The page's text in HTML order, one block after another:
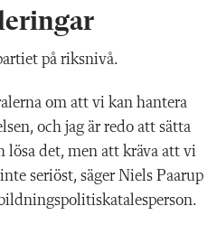
på riksnivå.
om att vi kan hantera
och jag är redo att sätta
det, men att kräva att vi
seriöst, säger Niels Paarup